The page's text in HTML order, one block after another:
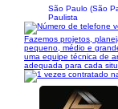
São Paulo (São
Paulista
Fazemos projetos,
pequeno, médio e
uma equipe técnica de
adequada para cada